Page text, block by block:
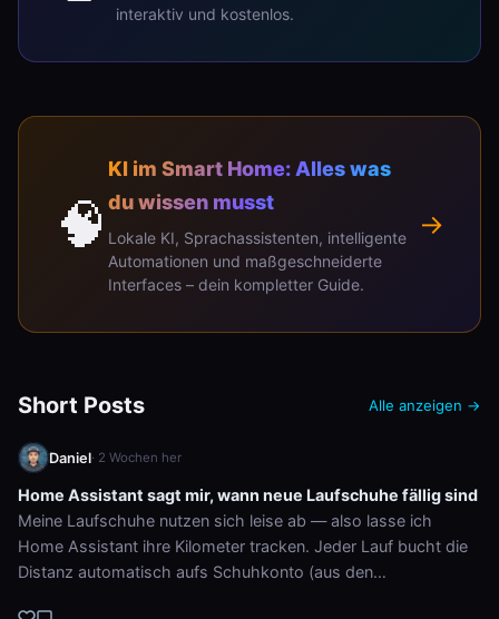
interaktiv und kostenlos.
🧠
KI im Smart Home: Alles was
du wissen musst
Lokale KI, Sprachassistenten, intelligente
Automationen und maßgeschneiderte
Interfaces – dein kompletter Guide.
→
Short Posts Alle anzeigen →
Daniel· 2 Wochen her
Home Assistant sagt mir, wann neue Laufschuhe fällig sind
Meine Laufschuhe nutzen sich leise ab — also lasse ich
Home Assistant ihre Kilometer tracken. Jeder Lauf bucht die
Distanz automatisch aufs Schuhkonto (aus den…